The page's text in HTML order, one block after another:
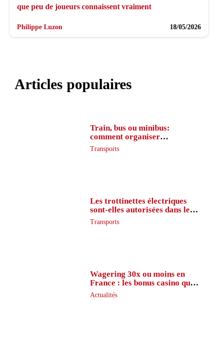
que peu de joueurs connaissent vraiment
Philippe Luzon 18/05/2026
Articles populaires
Train, bus ou minibus:
comment organiser
l’itinéraire en France
Transports
Les trottinettes électriques
sont-elles autorisées dans le
métro ?
Transports
Wagering 30x ou moins en
France : les bonus casino que
peu de joueurs connaissent
vraiment
Actualités